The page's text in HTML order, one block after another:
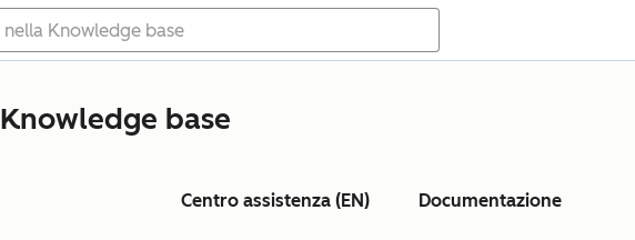
Knowledge base
Centro assistenza (EN) Documentazione